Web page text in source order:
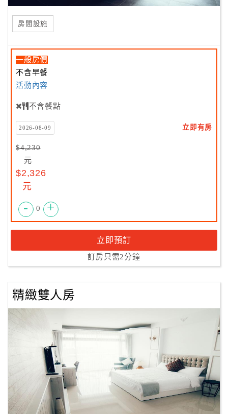
房間設施
一般房價
不含早餐
活動內容
不含餐點
2026-08-09 立即有房
$4,230
元
$2,326
元
- 0 +
立即預訂
訂房只需2分鐘
精緻雙人房